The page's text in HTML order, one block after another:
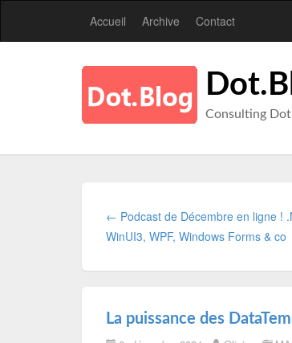
Accueil Archive Contact
Consulting
← Podcast de Décembre en ligne !
WinUI3, WPF, Windows Forms & co
La puissance des